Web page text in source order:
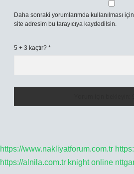
Daha sonraki yorumlarımda kullanılması
site adresim bu tarayıcıya kaydedilsin.
5 + 3 kaçtır? *
https://www.nakliyatforum.com.tr
https://alnila.com.tr knight online